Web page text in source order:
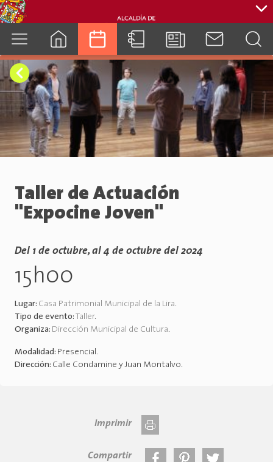
cuenca.gob.ec
Taller de Actuación
"Expocine Joven"
Del 1 de octubre, al 4 de octubre del 2024
15h00
Lugar: Casa Patrimonial Municipal de la Lira.
Tipo de evento: Taller.
Organiza: Dirección Municipal de Cultura.
Modalidad: Presencial.
Dirección: Calle Condamine y Juan Montalvo.
Imprimir
Compartir